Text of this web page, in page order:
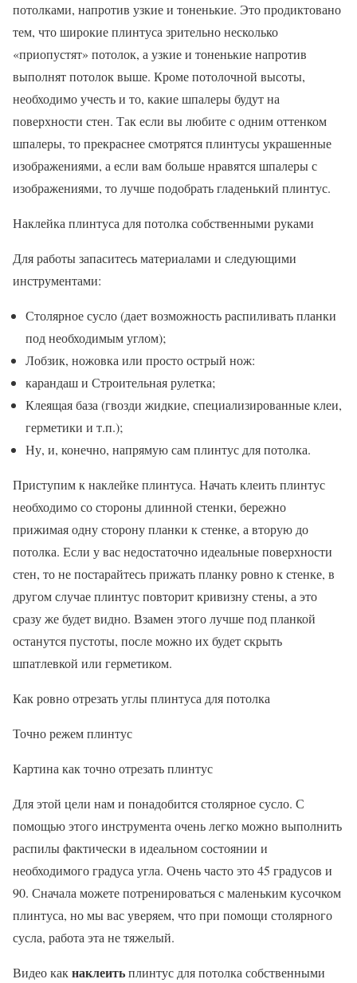
потолками, напротив узкие и тоненькие. Это продиктовано
тем, что широкие плинтуса зрительно несколько
«приопустят» потолок, а узкие и тоненькие напротив
выполнят потолок выше. Кроме потолочной высоты,
необходимо учесть и то, какие шпалеры будут на
поверхности стен. Так если вы любите с одним оттенком
шпалеры, то прекраснее смотрятся плинтусы украшенные
изображениями, а если вам больше нравятся шпалеры с
изображениями, то лучше подобрать гладенький плинтус.
Наклейка плинтуса для потолка собственными руками
Для работы запаситесь материалами и следующими
инструментами:
Столярное сусло (дает возможность распиливать планки
под необходимым углом);
Лобзик, ножовка или просто острый нож:
карандаш и Строительная рулетка;
Клеящая база (гвозди жидкие, специализированные клеи,
герметики и т.п.);
Ну, и, конечно, напрямую сам плинтус для потолка.
Приступим к наклейке плинтуса. Начать клеить плинтус
необходимо со стороны длинной стенки, бережно
прижимая одну сторону планки к стенке, а вторую до
потолка. Если у вас недостаточно идеальные поверхности
стен, то не постарайтесь прижать планку ровно к стенке, в
другом случае плинтус повторит кривизну стены, а это
сразу же будет видно. Взамен этого лучше под планкой
останутся пустоты, после можно их будет скрыть
шпатлевкой или герметиком.
Как ровно отрезать углы плинтуса для потолка
Точно режем плинтус
Картина как точно отрезать плинтус
Для этой цели нам и понадобится столярное сусло. С
помощью этого инструмента очень легко можно выполнить
распилы фактически в идеальном состоянии и
необходимого градуса угла. Очень часто это 45 градусов и
90. Сначала можете потренироваться с маленьким кусочком
плинтуса, но мы вас уверяем, что при помощи столярного
сусла, работа эта не тяжелый.
Видео какнаклеитьплинтус для потолка собственными